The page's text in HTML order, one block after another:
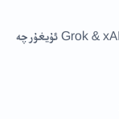
تۈزگۈچى: سۈنئىي ئىدراك — idirak.com ئۈچۈن Grok & xAI ئۇيغۇرچە